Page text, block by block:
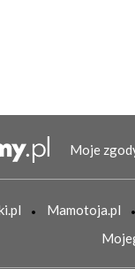
Moje
Mamotoja.pl